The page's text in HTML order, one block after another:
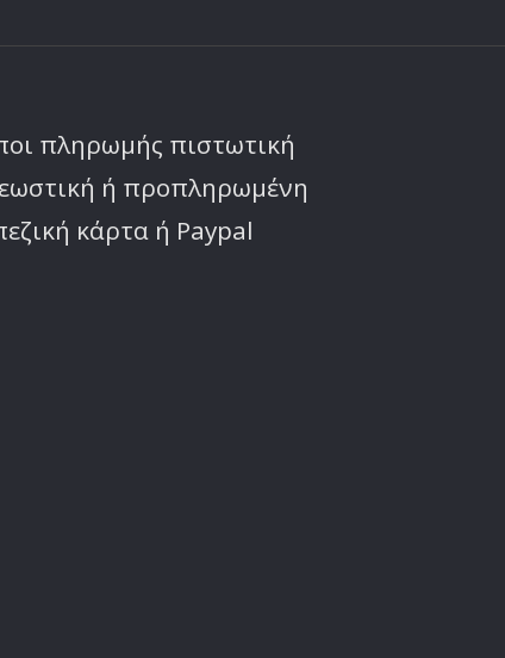
πληρωμής πιστωτική
ή προπληρωμένη
κάρτα ή Paypal